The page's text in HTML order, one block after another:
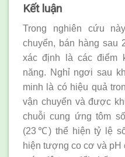
Kết luận
Trong nghiên cứu
chuyển, bán hàng
xác định là các điểm
năng. Nghỉ ngơi sau
minh là có hiệu quả
vận chuyển và được
chuỗi cung ứng tôm
(23℃) thể hiện tỷ lệ
hiện tượng co cơ và